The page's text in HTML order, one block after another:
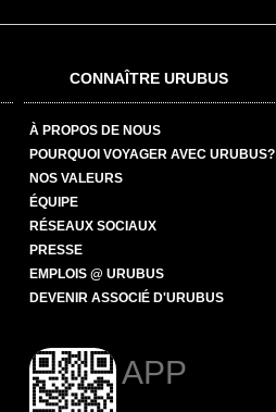
CONNAÎTRE URUBUS
À PROPOS DE NOUS
POURQUOI VOYAGER AVEC URUBUS?
NOS VALEURS
ÉQUIPE
RÉSEAUX SOCIAUX
PRESSE
EMPLOIS @ URUBUS
DEVENIR ASSOCIÉ D'URUBUS
APP